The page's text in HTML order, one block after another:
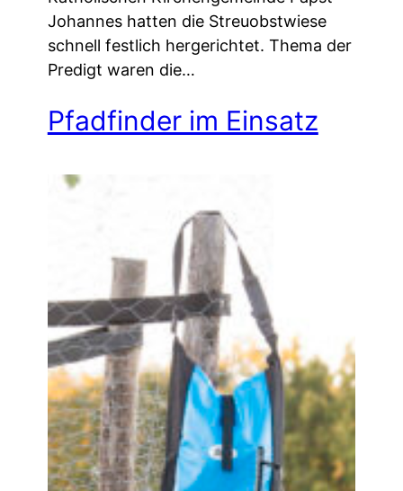
Johannes hatten die Streuobstwiese
schnell festlich hergerichtet. Thema der
Predigt waren die…
Pfadfinder im Einsatz